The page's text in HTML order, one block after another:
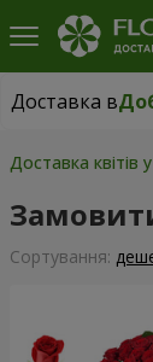
Доставка в
Доставка в
Доставка квітів
Сортування: